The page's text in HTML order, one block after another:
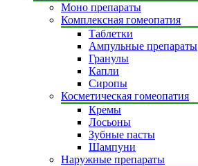
Моно препараты
Комплексная гомеопатия
Таблетки
Ампульные препараты
Гранулы
Капли
Сиропы
Косметическая гомеопатия
Кремы
Лосьоны
Зубные пасты
Шампуни
Наружные препараты